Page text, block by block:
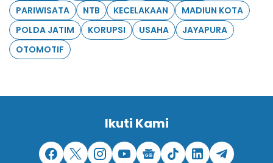
PARIWISATA
NTB KECELAKAAN
MADIUN KOTA
POLDA JATIM
KORUPSI USAHA
JAYAPURA
OTOMOTIF
Ikuti Kami